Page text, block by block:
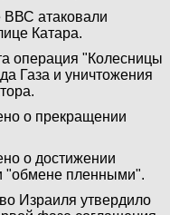
ВВС атаковали
Катара.
операция "Колесницы
Газа и уничтожения
о прекращении
о достижении
"обмене пленными".
Израиля утвердило